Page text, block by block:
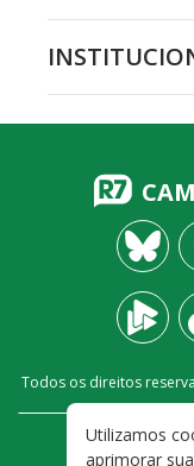
Todos os direitos
Utilizamos
aprimorar